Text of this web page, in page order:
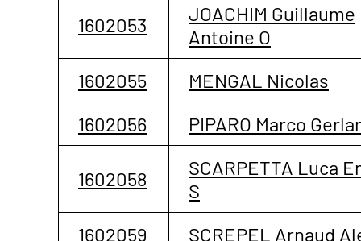
1602053
JOACHIM Guillaume
Antoine O
1602055
MENGAL Nicolas
1602056
PIPARO Marco
1602058
SCARPETTA Luca
S
1602059
SCREPEL Arnaud